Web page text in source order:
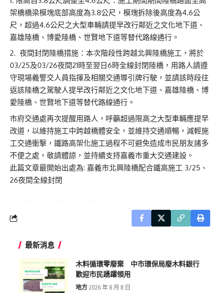
架橋橋梁模塊底部高度為3.8公尺，模塊拆除後高度為4.6公
尺，超過4.6公尺之大型車輛請提早改行鄰近之文化地下道、
嘉雄陸橋、博愛陸橋、世賢地下道等替代路線通行。
夜間封閉陸橋措施：本次階段性跨越北興陸橋施工，將於
03/25及03/26夜間21時至翌日6時全線封閉陸橋，用路人請遵
守現場義警交人員指揮及相關交通導引牌行駛，並請該時段往
返該陸橋之駕駛人提早改行鄰近之文化地下道、嘉雄陸橋、博
愛陸橋、世賢地下道等替代路線通行。
市府交通處再次提醒用路人，呼籲超過限高之大型車輛應提早
改道，以維持施工中跨越橋體安全，並維持交通順暢，減輕施
工交通衝擊，鐵路高架化施工過程不可避免造成市民朋友諸多
不便之處，敬請體諒，並持續支持嘉義市重大交通建設。
此篇文章最開始出處為: 嘉義市北興陸橋配合鐵高施工 3/25、
26夜間全線封閉
最新消息
木料循環零廢棄 中市環保局廢木料銀行
歡迎市民踴躍領用
地方 2026 年 8 月 8 日